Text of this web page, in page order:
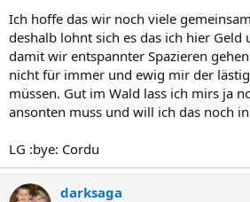
Ich hoffe das wir noch viele
deshalb lohnt sich es das ich hier Geld
damit wir entspannter Spazieren
nicht für immer und ewig mir der
müssen. Gut im Wald lass ich mirs ja
ansonten muss und will ich das noch
LG :bye: Cordu
darksaga